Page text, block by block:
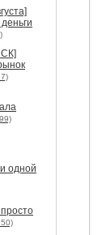
одной